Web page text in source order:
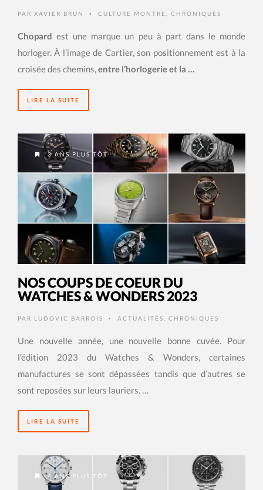
PAR XAVIER BRUN • CULTURE MONTRE CHRONIQUES
Chopard est une marque un peu à part dans le monde
horloger. À l’image de Cartier, son positionnement est à la
croisée des chemins,entre l’horlogerie et la …
LIRE LA SUITE
3 ANS PLUS TÔT
NOS COUPS DE COEUR DU
WATCHES & WONDERS 2023
PAR LUDOVIC BARROIS • ACTUALITÉS CHRONIQUES
Une nouvelle année, une nouvelle bonne cuvée. Pour
l’édition 2023 du Watches & Wonders, certaines
manufactures se sont dépassées tandis que d’autres se
sont reposées sur leurs lauriers. …
LIRE LA SUITE
4 ANS PLUS TÔT